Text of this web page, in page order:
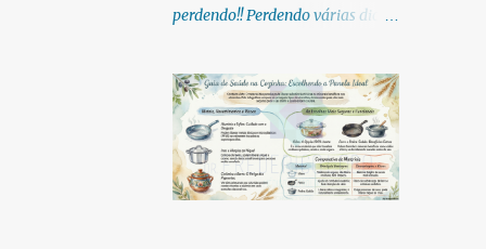
perdendo!! Perdendo várias dicas,
infográficos, o link para
download dos meus e-books.
Para acessar clique no link:
https://whatsapp.com/channel/0
029Vb6U4AqKgsNzkBhubA40